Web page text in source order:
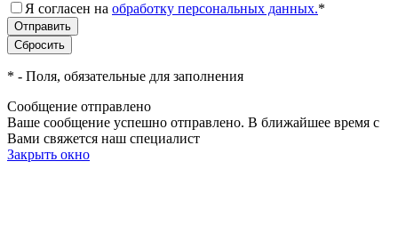
Я согласен на обработку персональных данных.*
* - Поля, обязательные для заполнения
Сообщение отправлено
Ваше сообщение успешно отправлено. В ближайшее время с
Вами свяжется наш специалист
Закрыть окно